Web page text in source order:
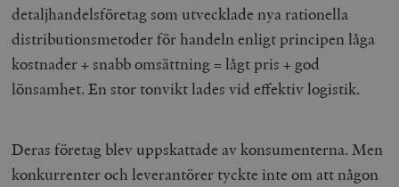
detaljhandelsföretag som utvecklade nya rationella
distributionsmetoder för handeln enligt principen låga
kostnader + snabb omsättning = lågt pris + god
lönsamhet. En stor tonvikt lades vid effektiv logistik.
Deras företag blev uppskattade av konsumenterna. Men
konkurrenter och leverantörer tyckte inte om att någon